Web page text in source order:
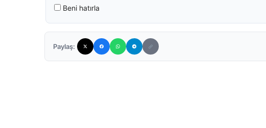
Beni hatırla
Paylaş: